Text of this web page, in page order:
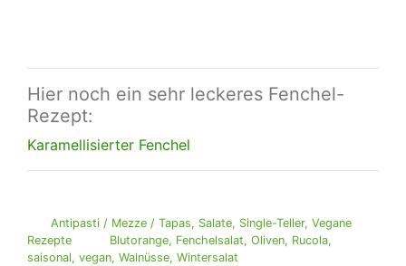
Hier noch ein sehr leckeres Fenchel-
Rezept:
Karamellisierter Fenchel
Antipasti / Mezze / Tapas, Salate, Single-Teller, Vegane
Rezepte
Blutorange, Fenchelsalat, Oliven, Rucola,
saisonal, vegan, Walnüsse, Wintersalat